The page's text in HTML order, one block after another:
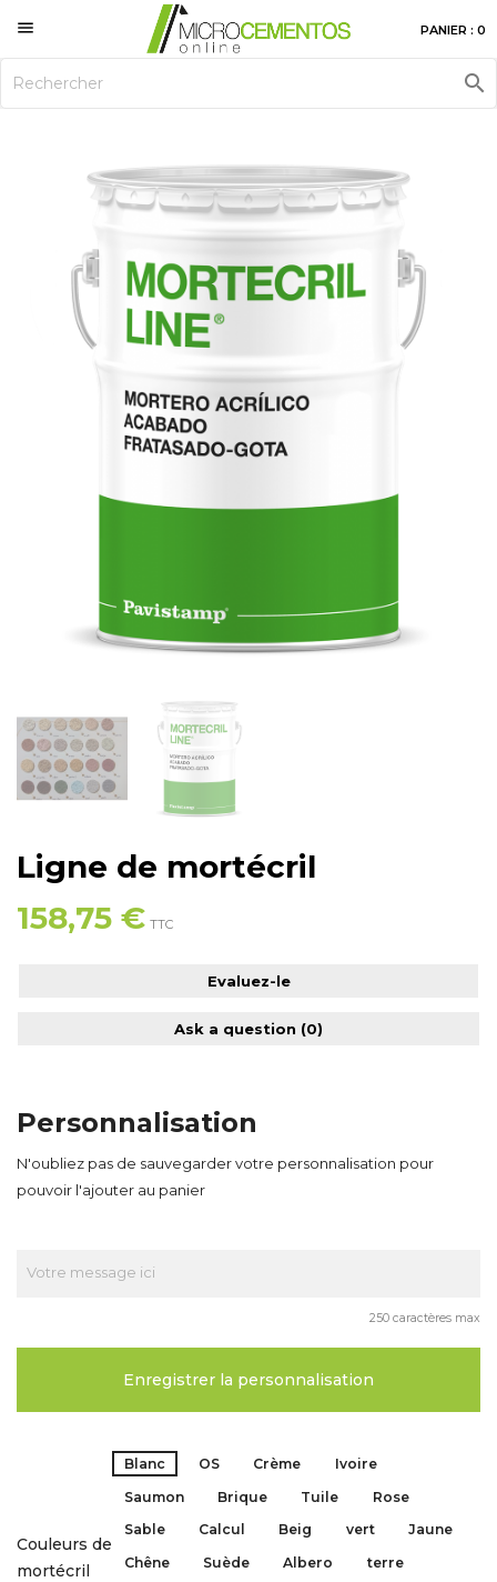
 PANIER : 0

Ligne de mortécril
158,75 € TTC
Evaluez-le
Ask a question (0)
Personnalisation
N'oubliez pas de sauvegarder votre personnalisation pour
pouvoir l'ajouter au panier
250 caractères max
Enregistrer la personnalisation
Couleurs de
mortécril
Blanc OS Crème
Ivoire
Saumon
Brique Tuile
Rose
Sable
Calcul Beig vert
Jaune
Chêne
Suède Albero
terre